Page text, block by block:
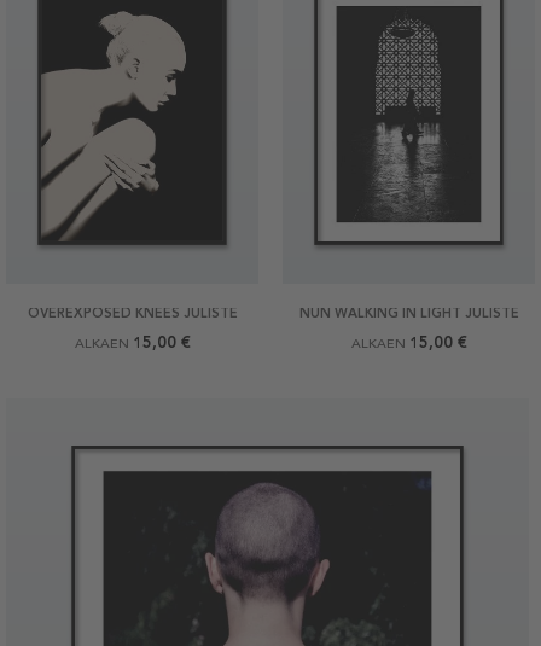
OVEREXPOSED KNEES JULISTE
ALKAEN 15,00 €
NUN WALKING IN LIGHT JULISTE
ALKAEN 15,00 €